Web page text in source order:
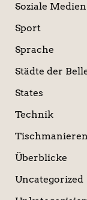
Soziale Medien
Sport
Sprache
Städte der
States
Technik
Überblicke
Uncategorized